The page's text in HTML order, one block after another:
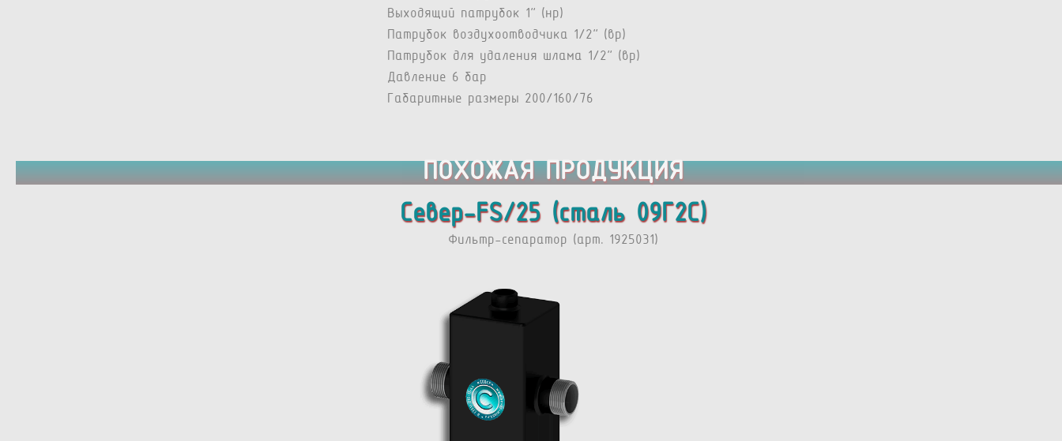
Выходящий патрубок 1” (нр)
Патрубок воздухоотводчика 1/2” (вр)
Патрубок для удаления шлама 1/2” (вр)
Давление 6 бар
Габаритные размеры 200/160/76
ПОХОЖАЯ ПРОДУКЦИЯ
Север-FS/25 (сталь 09Г2С)
Фильтр-сепаратор (арт. 1925031)